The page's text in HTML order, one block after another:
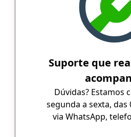
Suporte que
Dúvidas? Estamos
segunda a sexta, das
via WhatsApp,